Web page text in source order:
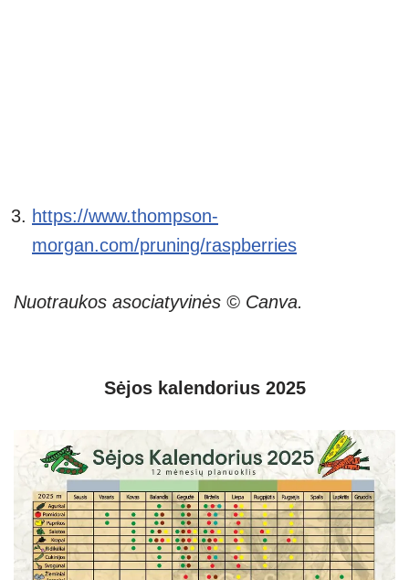
https://www.thompson-
morgan.com/pruning/raspberries
Nuotraukos asociatyvinės © Canva.
Sėjos kalendorius 2025